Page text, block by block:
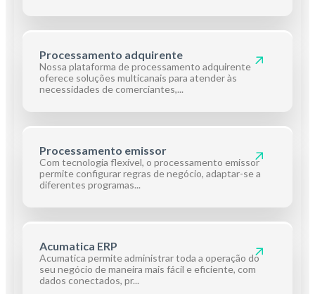
Processamento adquirente
Nossa plataforma de processamento adquirente
oferece soluções multicanais para atender às
necessidades de comerciantes,...
Processamento emissor
Com tecnologia flexível, o processamento emissor
permite configurar regras de negócio, adaptar-se a
diferentes programas...
Acumatica ERP
Acumatica permite administrar toda a operação do
seu negócio de maneira mais fácil e eficiente, com
dados conectados, pr...